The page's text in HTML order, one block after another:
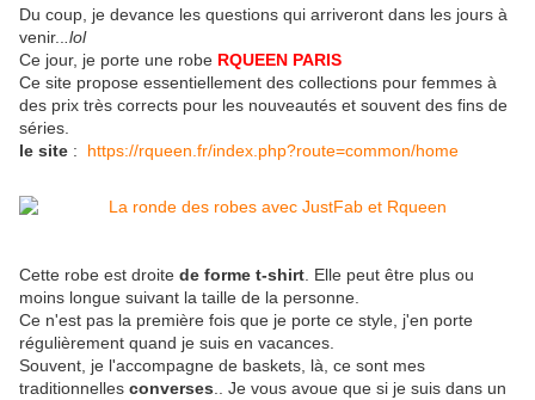
Du coup, je devance les questions qui arriveront dans les jours à
venir..
.lol
Ce jour, je porte une robe RQUEEN PARIS
Ce site propose essentiellement des collections pour femmes à
des prix très corrects pour les nouveautés et souvent des fins de
séries.
le site : https://rqueen.fr/index.php?route=common/home
Cette robe est droite de forme t-shirt . Elle peut être plus ou
moins longue suivant la taille de la personne.
Ce n'est pas la première fois que je porte ce style, j'en porte
régulièrement quand je suis en vacances.
Souvent, je l'accompagne de baskets, là, ce sont mes
traditionnelles converses .. Je vous avoue que si je suis dans un